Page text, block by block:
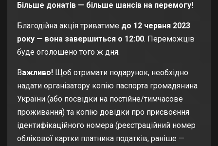
Більше донатів — більше шансів на перемогу!
Благодійна акція триватиме до 12 червня 2023
року — вона завершиться о 12:00. Переможців
буде оголошено того ж дня.
Важливо! Щоб отримати подарунок, необхідно
надати організатору копію паспорта громадянина
України (або посвідки на постійне/тимчасове
проживання) та копію довідки про присвоєння
ідентифікаційного номера (реєстраційний номер
облікової картки платника податків, раніше —